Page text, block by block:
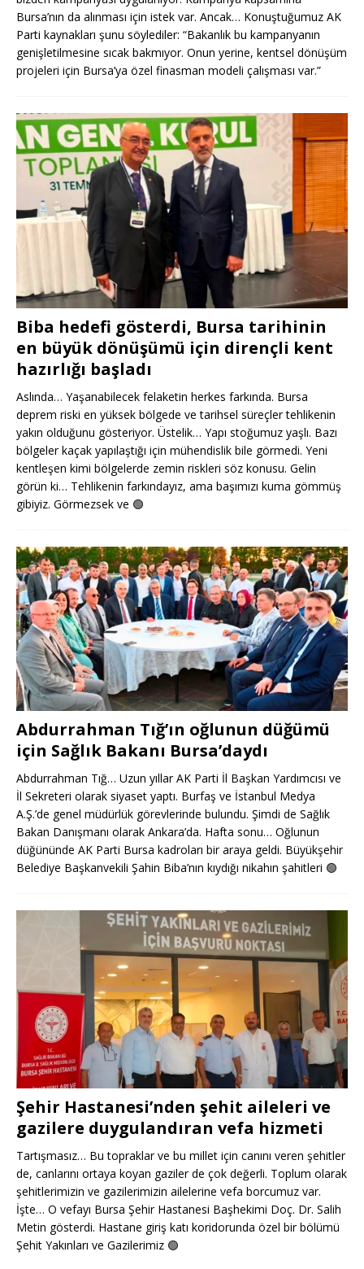
Bursa’nın da alınması için istek var. Ancak… Konuştuğumuz AK
Parti kaynakları şunu söylediler: “Bakanlık bu kampanyanın
genişletilmesine sıcak bakmıyor. Onun yerine, kentsel dönüşüm
projeleri için Bursa’ya özel finasman modeli çalışması var.”
Biba hedefi gösterdi, Bursa tarihinin
en büyük dönüşümü için dirençli kent
hazırlığı başladı
Aslında… Yaşanabilecek felaketin herkes farkında. Bursa
deprem riski en yüksek bölgede ve tarihsel süreçler tehlikenin
yakın olduğunu gösteriyor. Üstelik… Yapı stoğumuz yaşlı. Bazı
bölgeler kaçak yapılaştığı için mühendislik bile görmedi. Yeni
kentleşen kimi bölgelerde zemin riskleri söz konusu. Gelin
görün ki… Tehlikenin farkındayız, ama başımızı kuma gömmüş
gibiyiz. Görmezsek ve 🟢
Abdurrahman Tığ’ın oğlunun düğümü
için Sağlık Bakanı Bursa’daydı
Abdurrahman Tığ… Uzun yıllar AK Parti İl Başkan Yardımcısı ve
İl Sekreteri olarak siyaset yaptı. Burfaş ve İstanbul Medya
A.Ş.’de genel müdürlük görevlerinde bulundu. Şimdi de Sağlık
Bakan Danışmanı olarak Ankara’da. Hafta sonu… Oğlunun
düğününde AK Parti Bursa kadroları bir araya geldi. Büyükşehir
Belediye Başkanvekili Şahin Biba’nın kıydığı nikahın şahitleri 🟢
Şehir Hastanesi’nden şehit aileleri ve
gazilere duygulandıran vefa hizmeti
Tartışmasız… Bu topraklar ve bu millet için canını veren şehitler
de, canlarını ortaya koyan gaziler de çok değerli. Toplum olarak
şehitlerimizin ve gazilerimizin ailelerine vefa borcumuz var.
İşte… O vefayı Bursa Şehir Hastanesi Başhekimi Doç. Dr. Salih
Metin gösterdi. Hastane giriş katı koridorunda özel bir bölümü
Şehit Yakınları ve Gazilerimiz 🟢